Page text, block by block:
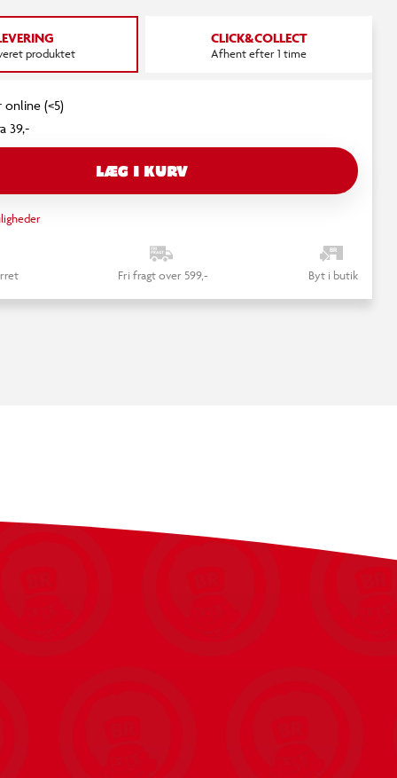
produktet
CLICK&COLLECT
Afhent efter 1 time
online (<5)
39,-
LÆG I KURV
Fri fragt over 599,- Byt i butik